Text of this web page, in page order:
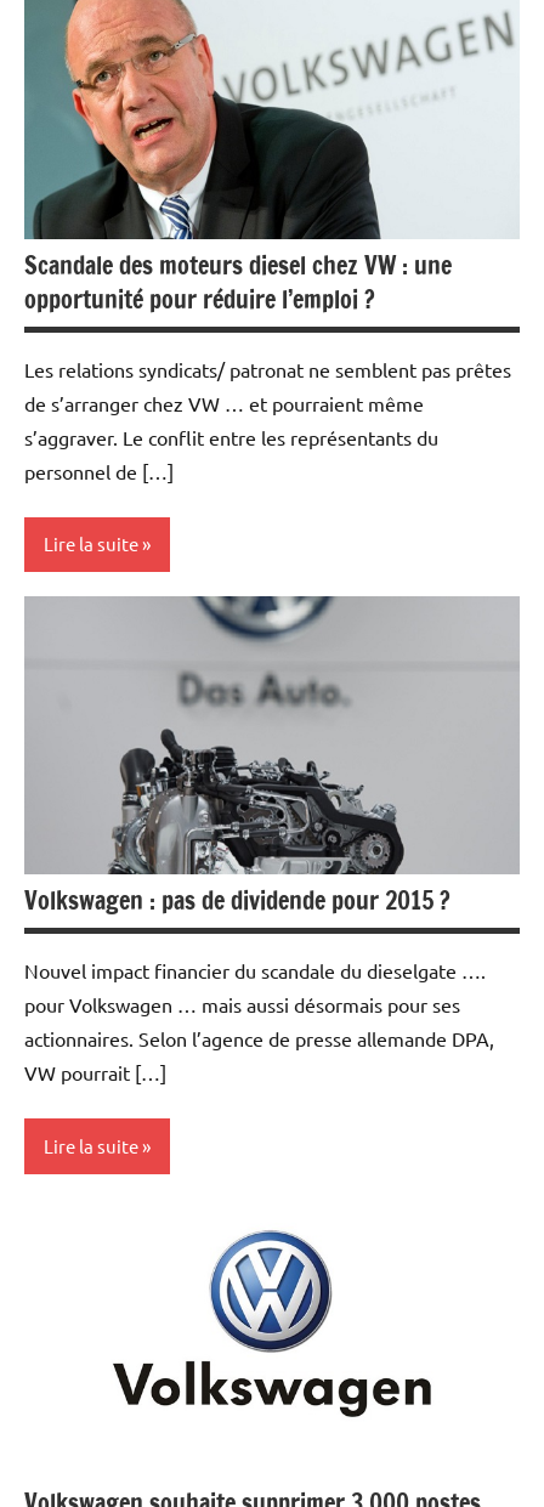
Automobile
Economie
Scandale des moteurs diesel chez VW : une
opportunité pour réduire l’emploi ?
Les relations syndicats/ patronat ne semblent pas prêtes
de s’arranger chez VW … et pourraient même
s’aggraver. Le conflit entre les représentants du
personnel de […]
Lire la suite
Volkswagen : pas de dividende pour 2015 ?
Nouvel impact financier du scandale du dieselgate ….
pour Volkswagen … mais aussi désormais pour ses
actionnaires. Selon l’agence de presse allemande DPA,
VW pourrait […]
Lire la suite